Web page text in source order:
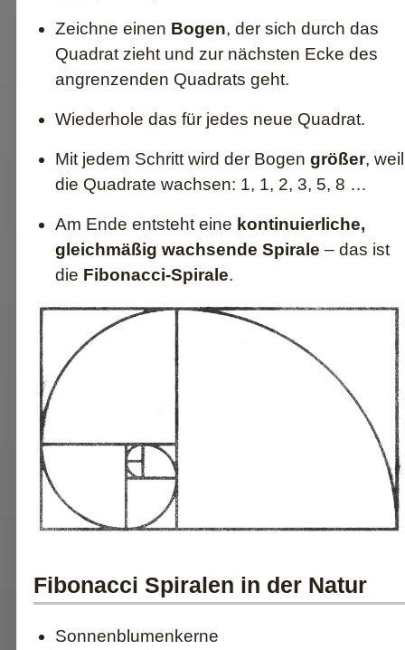
Zeichne einen Bogen, der sich durch das
Quadrat zieht und zur nächsten Ecke des
angrenzenden Quadrats geht.
Wiederhole das für jedes neue Quadrat.
Mit jedem Schritt wird der Bogen größer, weil
die Quadrate wachsen: 1, 1, 2, 3, 5, 8 …
Am Ende entsteht eine kontinuierliche,
gleichmäßig wachsende Spirale – das ist
die Fibonacci-Spirale.
Fibonacci Spiralen in der Natur
Sonnenblumenkerne